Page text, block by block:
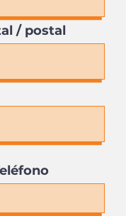
/ postal